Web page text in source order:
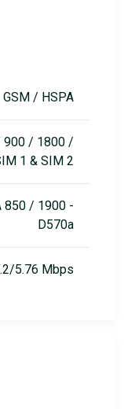
GSM / HSPA
900 / 1800 /
1 & SIM 2
850 / 1900 -
D570a
5.76 Mbps